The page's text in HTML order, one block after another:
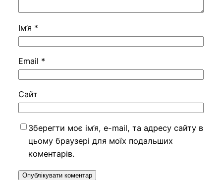
Ім’я *
Email *
Сайт
Зберегти моє ім’я, e-mail, та адресу сайту в
цьому браузері для моїх подальших
коментарів.